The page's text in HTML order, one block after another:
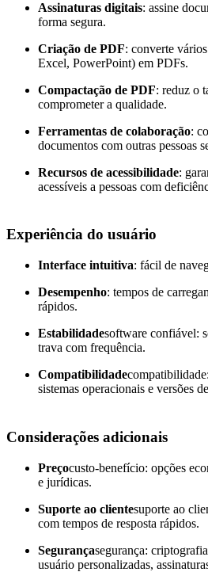
Assinaturas digitais: assine
forma segura.
Criação de PDF: converte
Excel, PowerPoint) em PDFs.
Compactação de PDF: reduz o
comprometer a qualidade.
Ferramentas de colaboração:
documentos com outras pessoas
Recursos de acessibilidade:
acessíveis a pessoas com
Experiência do usuário
Interface intuitiva: fácil de
Desempenho: tempos de
rápidos.
Estabilidadesoftware confiável:
trava com frequência.
Compatibilidade
sistemas operacionais e versões
Considerações adicionais
Preçocusto-benefício: opções
e jurídicas.
Suporte ao clientesuporte ao
com tempos de resposta rápidos.
Segurançasegurança:
usuário personalizadas,